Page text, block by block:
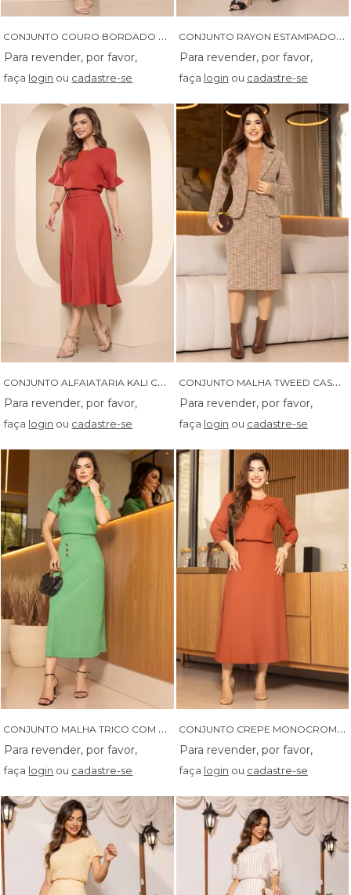
C
ONJUNTO COURO BORDADO COM SAIA SECRETARIA E CROPET - 04663
faça login ou cadastre-se
C
ONJUNTO RAYON ESTAMPADO COM BARRADO - 04656
faça login ou cadastre-se
C
ONJUNTO ALFAIATARIA KALI COM GRIPIR NA BLUSA E SAIA MID - 04640
faça login ou cadastre-se
C
ONJUNTO MALHA TWEED CASACO E SAIA - 04643
faça login ou cadastre-se
C
ONJUNTO MALHA TRICO COM LUREX E ASSIMETRIA - 04657
faça login ou cadastre-se
C
ONJUNTO CREPE MONOCROMATICO COM SAIA MID EVASE -04624
faça login ou cadastre-se